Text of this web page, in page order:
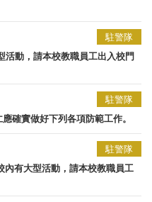
駐警隊
活動，請本校教職員工出入校門
駐警隊
確實做好下列各項防範工作。
駐警隊
內有大型活動，請本校教職員工